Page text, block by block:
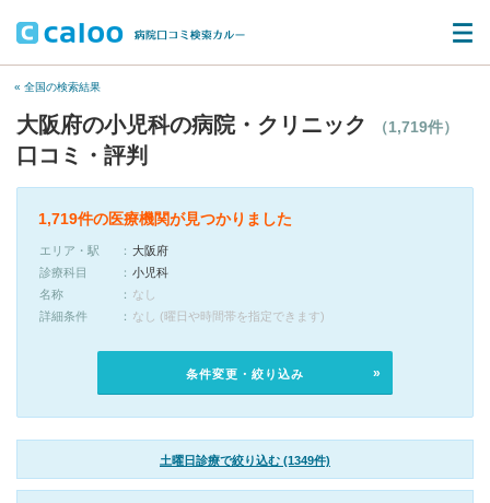
« 全国の検索結果
大阪府の小児科の病院・クリニック （1,719件）
口コミ・評判
1,719件の医療機関が見つかりました
エリア・駅
大阪府
診療科目
小児科
名称
なし
詳細条件
なし (曜日や時間帯を指定できます)
条件変更・絞り込み
土曜日診療で絞り込む (1349件)